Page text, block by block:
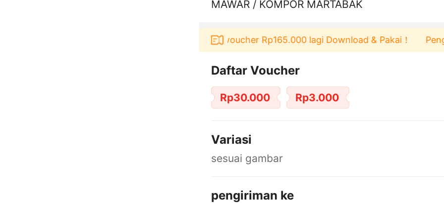
MAWAR / KOMPOR MARTABAK
baru berbelanja di aplikasi Akulaku bisa dapat voucher Rp165.000 lagi Download & Pakai！
Daftar Voucher
Rp30.000 Rp3.000
Variasi
sesuai gambar
pengiriman ke